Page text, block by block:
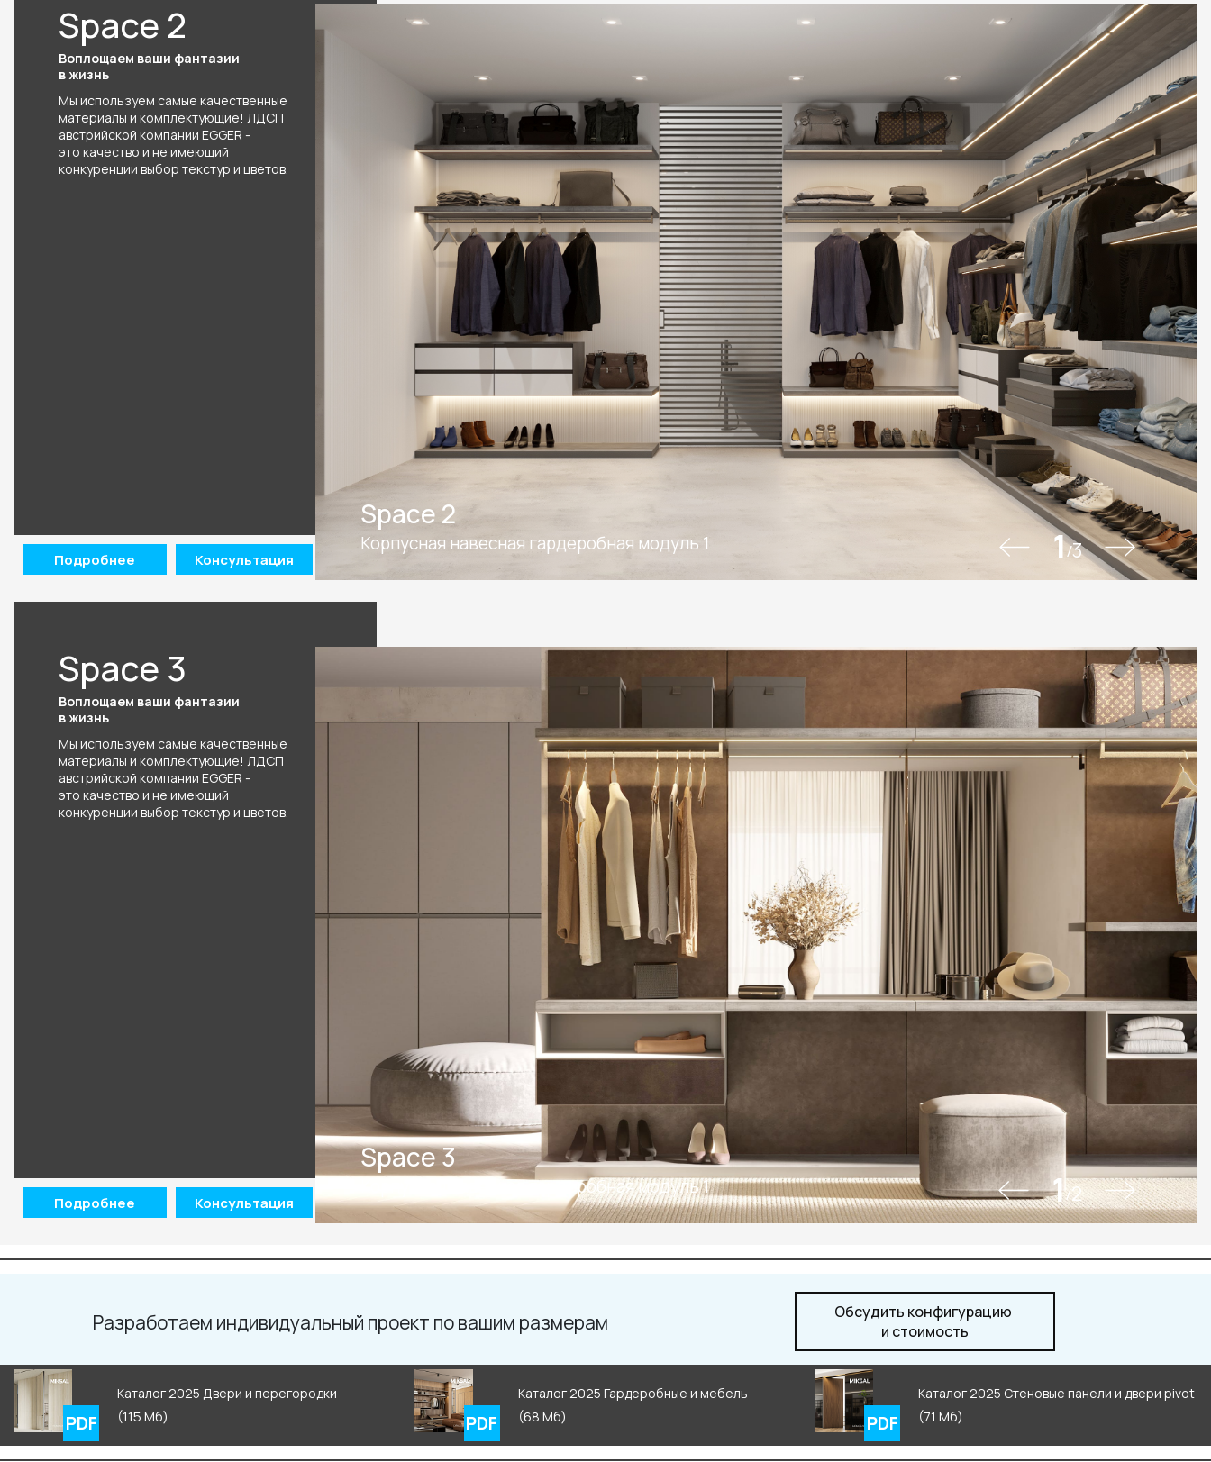
Space 2
Воплощаем ваши фантазии
в жизнь
Мы используем самые качественные
материалы и комплектующие! ЛДСП
австрийской компании EGGER -
это качество и не имеющий
конкуренции выбор текстур и цветов.
Space 2
Корпусная навесная гардеробная модуль 1 1/3
Подробнее Консультация
Space 3
Воплощаем ваши фантазии
в жизнь
Мы используем самые качественные
материалы и комплектующие! ЛДСП
австрийской компании EGGER -
это качество и не имеющий
конкуренции выбор текстур и цветов.
Space 3
Корпусная навесная гардеробная модуль 1 1/2
Подробнее Консультация
Разработаем индивидуальный проект по вашим размерам
Обсудить конфигурацию
и стоимость
Каталог 2025 Двери и перегородки
(115 Мб)
Каталог 2025 Гардеробные и мебель
(68 Мб)
Каталог 2025 Стеновые панели и двери pivot
(71 Мб)